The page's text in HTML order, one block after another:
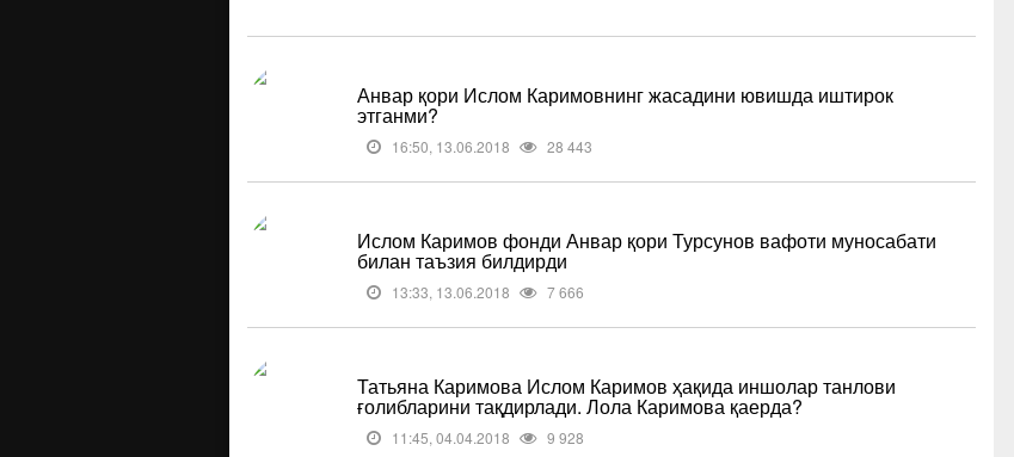
Анвар қори Ислом Каримовнинг жасадини ювишда иштирок
этганми?
16:50, 13.06.2018 28 443
Ислом Каримов фонди Анвар қори Турсунов вафоти муносабати
билан таъзия билдирди
13:33, 13.06.2018 7 666
Татьяна Каримова Ислом Каримов ҳақида иншолар танлови
ғолибларини тақдирлади. Лола Каримова қаерда?
11:45, 04.04.2018 9 928